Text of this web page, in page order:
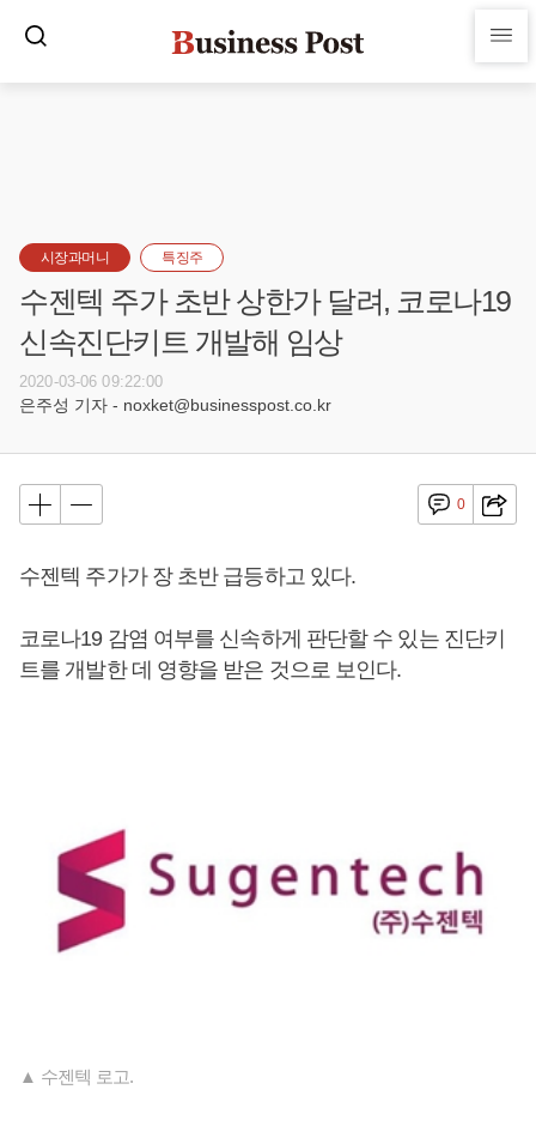
시장과머니 특징주
수젠텍 주가 초반 상한가 달려, 코로나19
신속진단키트 개발해 임상
2020-03-06 09:22:00
은주성 기자 - noxket@businesspost.co.kr
0
수젠텍 주가가 장 초반 급등하고 있다.
코로나19 감염 여부를 신속하게 판단할 수 있는 진단키
트를 개발한 데 영향을 받은 것으로 보인다.
▲ 수젠텍 로고.